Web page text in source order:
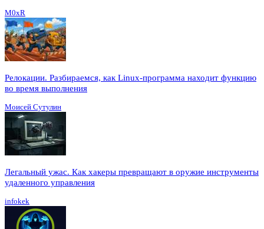
M0xR
Релокации. Разбираемся, как Linux-программа находит функцию
во время выполнения
Моисей Сутулин
Легальный ужас. Как хакеры превращают в оружие инструменты
удаленного управления
infokek